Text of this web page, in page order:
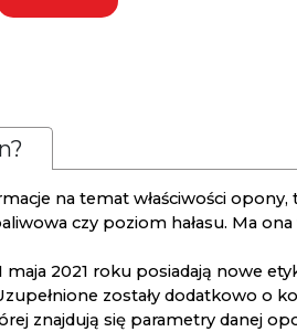
na temat właściwości opony,
czy poziom hałasu. Ma
2021 roku posiadają nowe
zostały dodatkowo o
znajdują się parametry danej